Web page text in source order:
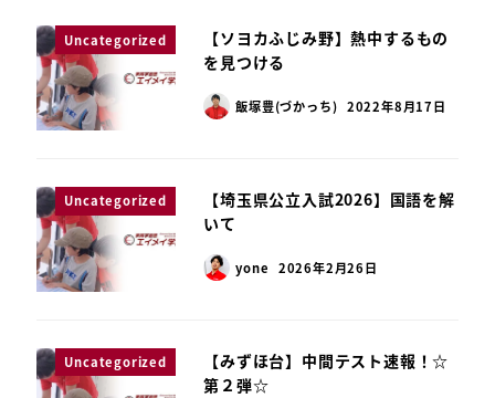
Uncategorized
【ソヨカふじみ野】熱中するもの
を見つける
飯塚豊(づかっち) 2022年8月17日
Uncategorized
【埼玉県公立入試2026】国語を解
いて
yone 2026年2月26日
Uncategorized
【みずほ台】中間テスト速報！☆
第２弾☆